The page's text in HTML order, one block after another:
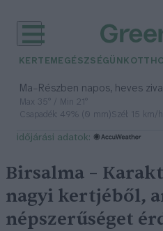
KERTEM EGÉSZSÉGÜNK
Ma– Részben napos, heves
Max 35° / Min 21°
Csapadék: 49% (0 mm)Szél: 15 km/h
időjárási adatok:
Birsalma –
nagyi kertjéből,
népszerűséget